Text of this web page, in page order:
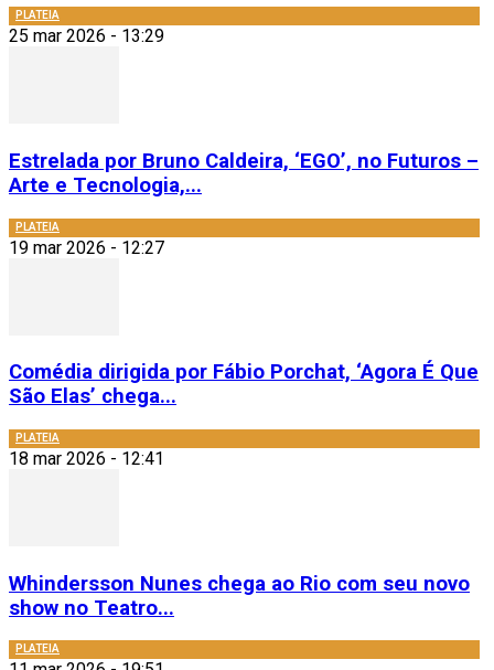
PLATEIA
25 mar 2026 - 13:29
Estrelada por Bruno Caldeira, ‘EGO’, no Futuros –
Arte e Tecnologia,...
PLATEIA
19 mar 2026 - 12:27
Comédia dirigida por Fábio Porchat, ‘Agora É Que
São Elas’ chega...
PLATEIA
18 mar 2026 - 12:41
Whindersson Nunes chega ao Rio com seu novo
show no Teatro...
PLATEIA